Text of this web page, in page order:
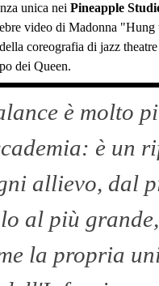
unica nei Pineapple
video di Madonna "Hung
coreografia di jazz
dei Queen.
è molto
è un
allievo, dal
al più grande,
la propria